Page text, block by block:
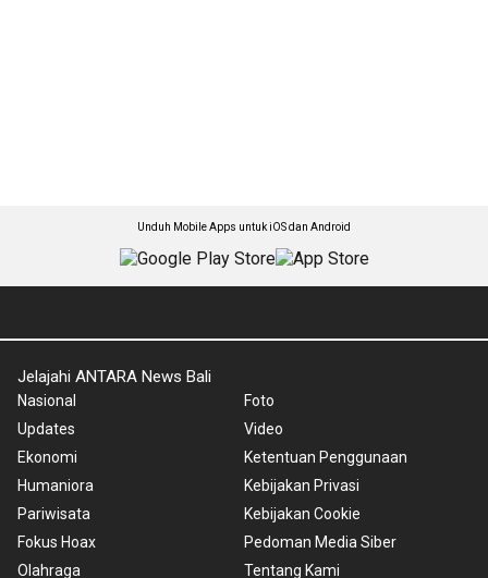
Unduh Mobile Apps untuk iOS dan Android
Jelajahi ANTARA News Bali
Nasional
Updates
Ekonomi
Humaniora
Pariwisata
Fokus Hoax
Olahraga
Foto
Video
Ketentuan Penggunaan
Kebijakan Privasi
Kebijakan Cookie
Pedoman Media Siber
Tentang Kami